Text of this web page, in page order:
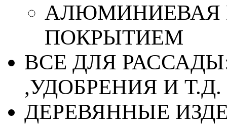
АЛЮМИНИЕВАЯ
ПОКРЫТИЕМ
ВСЕ ДЛЯ
,УДОБРЕНИЯ И Т.Д.
ДЕРЕВЯННЫЕ